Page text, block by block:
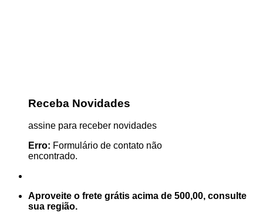
Receba Novidades
assine para receber novidades
Erro: Formulário de contato não
encontrado.
Aproveite o frete grátis acima de 500,00, consulte
sua região.